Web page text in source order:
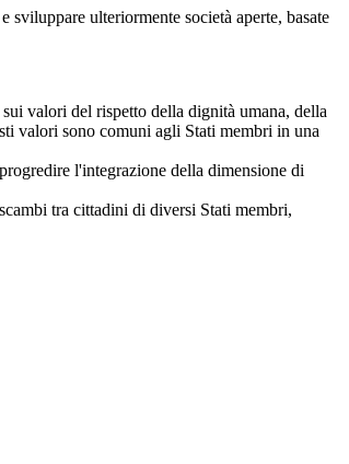
ulteriormente società aperte, basate
valori del rispetto della dignità umana, della
valori sono comuni agli Stati membri in una
l'integrazione della dimensione di
tra cittadini di diversi Stati membri,